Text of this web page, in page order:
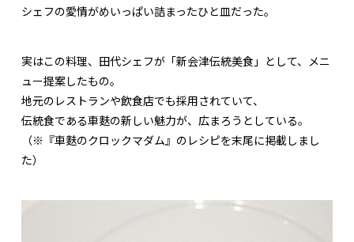
シェフの愛情がめいっぱい詰まったひと皿だった。
実はこの料理、田代シェフが「新会津伝統美食」として、メニ
ュー提案したもの。
地元のレストランや飲食店でも採用されていて、
伝統食である車麩の新しい魅力が、広まろうとしている。
（※『車麩のクロックマダム』のレシピを末尾に掲載しまし
た）